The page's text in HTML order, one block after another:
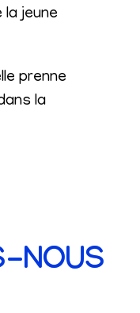
la jeune
prenne
la
NOUS